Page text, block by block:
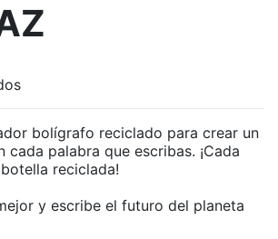
bolígrafo reciclado para crear un
cada palabra que escribas. ¡Cada
reciclada!
y escribe el futuro del planeta